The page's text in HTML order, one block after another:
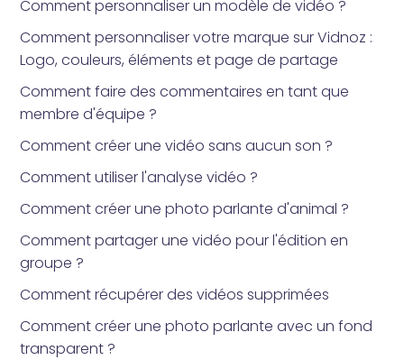
Comment personnaliser un modèle de vidéo ?
Comment personnaliser votre marque sur Vidnoz :
Logo, couleurs, éléments et page de partage
Comment faire des commentaires en tant que
membre d'équipe ?
Comment créer une vidéo sans aucun son ?
Comment utiliser l'analyse vidéo ?
Comment créer une photo parlante d'animal ?
Comment partager une vidéo pour l'édition en
groupe ?
Comment récupérer des vidéos supprimées
Comment créer une photo parlante avec un fond
transparent ?